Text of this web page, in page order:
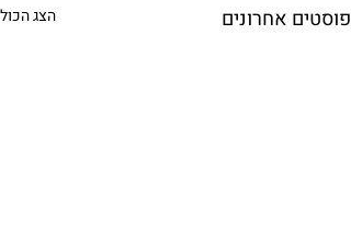
פוסטים אחרונים הצג הכול